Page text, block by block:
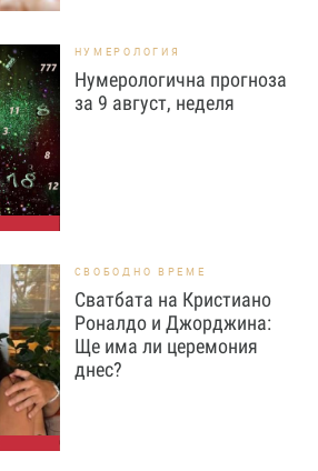
НУМЕРОЛОГИЯ
Нумерологична прогноза
за 9 август, неделя
СВОБОДНО ВРЕМЕ
Сватбата на Кристиано
Роналдо и Джорджина:
Ще има ли церемония
днес?